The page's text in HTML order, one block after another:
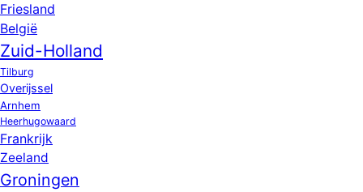
Friesland
België
Zuid-Holland
Tilburg
Overijssel
Arnhem
Heerhugowaard
Frankrijk
Zeeland
Groningen